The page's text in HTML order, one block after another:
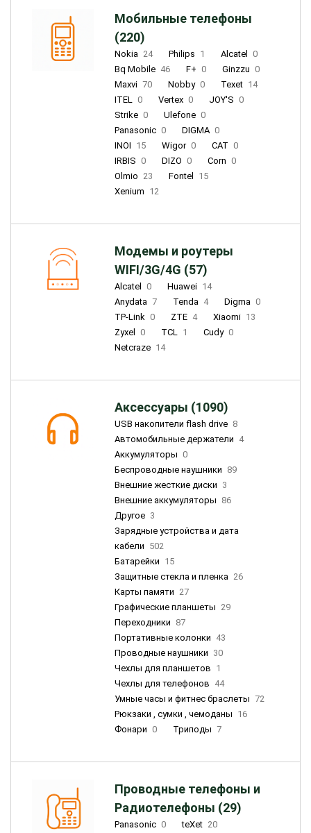
Мобильные телефоны
(220)
Nokia 24 Philips 1 Alcatel
0
Bq Mobile 46 F+ 0 Ginzzu 0
Maxvi 70 Nobby 0 Texet 14
ITEL 0 Vertex 0 JOY'S 0
Strike 0 Ulefone 0
Panasonic 0 DIGMA 0
INOI 15 Wigor 0 CAT 0
IRBIS 0 DIZO 0 Corn 0
Olmio 23 Fontel
15
Xenium 12
Модемы и роутеры
WIFI/3G/4G (57)
Alcatel 0 Huawei 14
Anydata 7 Tenda 4 Digma 0
TP-Link 0 ZTE 4 Xiaomi 13
Zyxel
0 TCL 1 Cudy 0
Netcraze 14
Аксессуары (1090)
USB накопители flash drive 8
Автомобильные держатели 4
Аккумуляторы 0
Беспроводные наушники 89
Внешние жесткие диски 3
Внешние аккумуляторы 86
Другое 3
Зарядные устройства и дата
кабели 502
Батарейки 15
Защитные стекла и пленка 26
Карты памяти 27
Графические планшеты 29
Переходники 87
Портативные колонки 43
Проводные наушники 30
Чехлы для планшетов 1
Чехлы для телефонов 44
Умные часы и фитнес браслеты 72
Рюкзаки , сумки , чемоданы 16
Фонари 0 Триподы 7
Проводные телефоны и
Радиотелефоны (29)
Panasonic 0 teXet 20